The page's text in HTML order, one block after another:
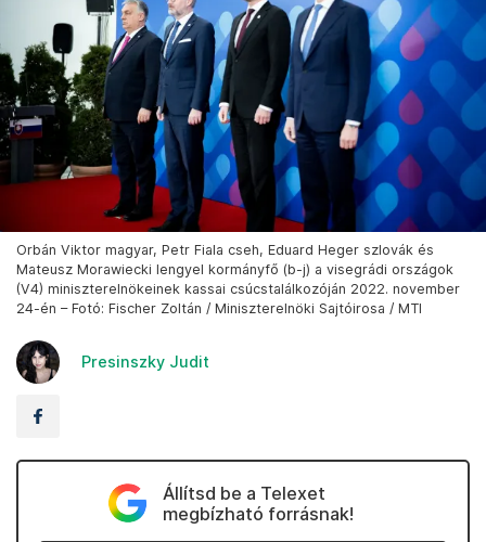
Orbán Viktor magyar, Petr Fiala cseh, Eduard Heger szlovák és
Mateusz Morawiecki lengyel kormányfő (b-j) a visegrádi országok
(V4) miniszterelnökeinek kassai csúcstalálkozóján 2022. november
24-én – Fotó: Fischer Zoltán / Miniszterelnöki Sajtóirosa / MTI
Presinszky Judit
Állítsd be a Telexet
megbízható forrásnak!